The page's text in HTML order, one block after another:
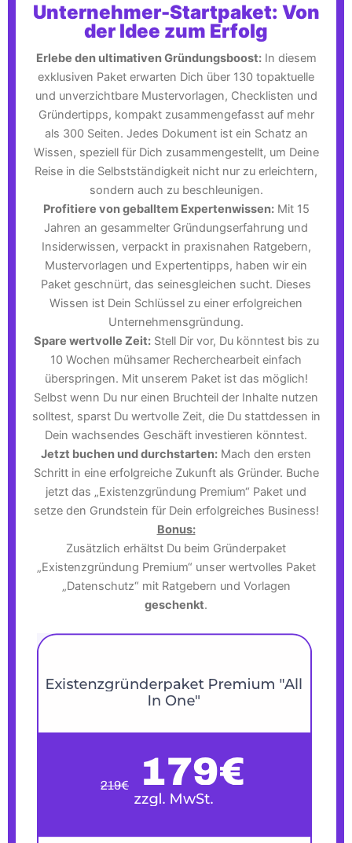
Unternehmer-Startpaket: Von
der Idee zum Erfolg
Erlebe den ultimativen Gründungsboost:In diesem
exklusiven Paket erwarten Dich über 130 topaktuelle
und unverzichtbare Mustervorlagen, Checklisten und
Gründertipps, kompakt zusammengefasst auf mehr
als 300 Seiten. Jedes Dokument ist ein Schatz an
Wissen, speziell für Dich zusammengestellt, um Deine
Reise in die Selbstständigkeit nicht nur zu erleichtern,
sondern auch zu beschleunigen.
Profitiere von geballtem Expertenwissen:Mit 15
Jahren an gesammelter Gründungserfahrung und
Insiderwissen, verpackt in praxisnahen Ratgebern,
Mustervorlagen und Expertentipps, haben wir ein
Paket geschnürt, das seinesgleichen sucht. Dieses
Wissen ist Dein Schlüssel zu einer erfolgreichen
Unternehmensgründung.
Spare wertvolle Zeit:Stell Dir vor, Du könntest bis zu
10 Wochen mühsamer Recherchearbeit einfach
überspringen. Mit unserem Paket ist das möglich!
Selbst wenn Du nur einen Bruchteil der Inhalte nutzen
solltest, sparst Du wertvolle Zeit, die Du stattdessen in
Dein wachsendes Geschäft investieren könntest.
Jetzt buchen und durchstarten: Mach den ersten
Schritt in eine erfolgreiche Zukunft als Gründer. Buche
jetzt das „Existenzgründung Premium“ Paket und
setze den Grundstein für Dein erfolgreiches Business!
Bonus:
Zusätzlich erhältst Du beim Gründerpaket
„Existenzgründung Premium“ unser wertvolles Paket
„Datenschutz“ mit Ratgebern und Vorlagen
geschenkt.